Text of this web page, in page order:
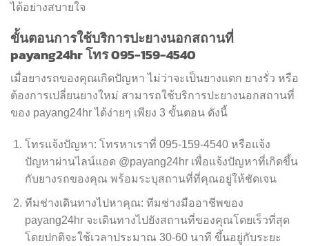
ได้อย่างสบายใจ
ขั้นตอนการใช้บริการปะยางนอกสถานที่
payang24hr โทร 095-159-4540
เมื่อยางรถของคุณเกิดปัญหา ไม่ว่าจะเป็นยางแตก ยางรั่ว หรือ
ต้องการเปลี่ยนยางใหม่ สามารถใช้บริการปะยางนอกสถานที่
ของ payang24hr ได้ง่ายๆ เพียง 3 ขั้นตอน ดังนี้
โทรแจ้งปัญหา: โทรหาเราที่ 095-159-4540 หรือแจ้ง
ปัญหาผ่านไลน์แอด @payang24hr เพื่อแจ้งปัญหาที่เกิดขึ้น
กับยางรถของคุณ พร้อมระบุสถานที่ที่คุณอยู่ให้ชัดเจน
ทีมช่างเดินทางไปหาคุณ: ทีมช่างมืออาชีพของ
payang24hr จะเดินทางไปยังสถานที่ของคุณโดยเร็วที่สุด
โดยปกติจะใช้เวลาประมาณ 30-60 นาที ขึ้นอยู่กับระยะ